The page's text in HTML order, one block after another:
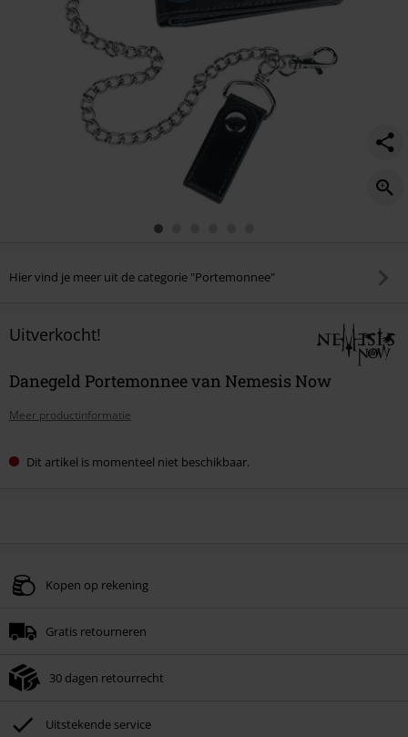
Hier vind je meer uit de categorie "Portemonnee"
Uitverkocht!
Danegeld Portemonnee van Nemesis Now
Meer productinformatie
Dit artikel is momenteel niet beschikbaar.
Kopen op rekening
Gratis retourneren
30 dagen retourrecht
Uitstekende service